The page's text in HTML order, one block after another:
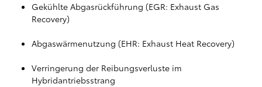
Gekühlte Abgasrückführung (EGR: Exhaust Gas
Recovery)
Abgaswärmenutzung (EHR: Exhaust Heat Recovery)
Verringerung der Reibungsverluste im
Hybridantriebsstrang